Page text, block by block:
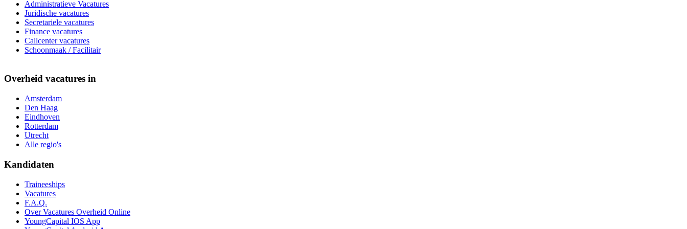
Administratieve Vacatures
Juridische vacatures
Secretariele vacatures
Finance vacatures
Callcenter vacatures
Schoonmaak / Facilitair
Overheid vacatures in
Amsterdam
Den Haag
Eindhoven
Rotterdam
Utrecht
Alle regio's
Kandidaten
Traineeships
Vacatures
F.A.Q.
Over Vacatures Overheid Online
YoungCapital IOS App